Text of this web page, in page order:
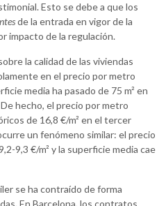
Esto se debe a que los
de la entrada en vigor de la
impacto de la regulación.
la calidad de las viviendas
en el precio por metro
media ha pasado de 75 m² en
hecho, el precio por metro
de 16,8 €/m² en el tercer
un fenómeno similar: el precio
9,3 €/m² y la superficie media cae
se ha contraído de forma